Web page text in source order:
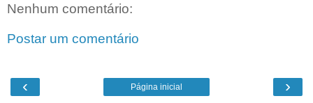
Nenhum comentário:
Postar um comentário
‹ ›
Página inicial